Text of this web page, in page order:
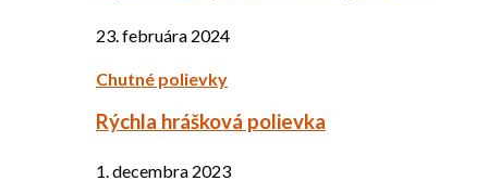
23. februára 2024
Chutné polievky
Rýchla hrášková polievka
1. decembra 2023